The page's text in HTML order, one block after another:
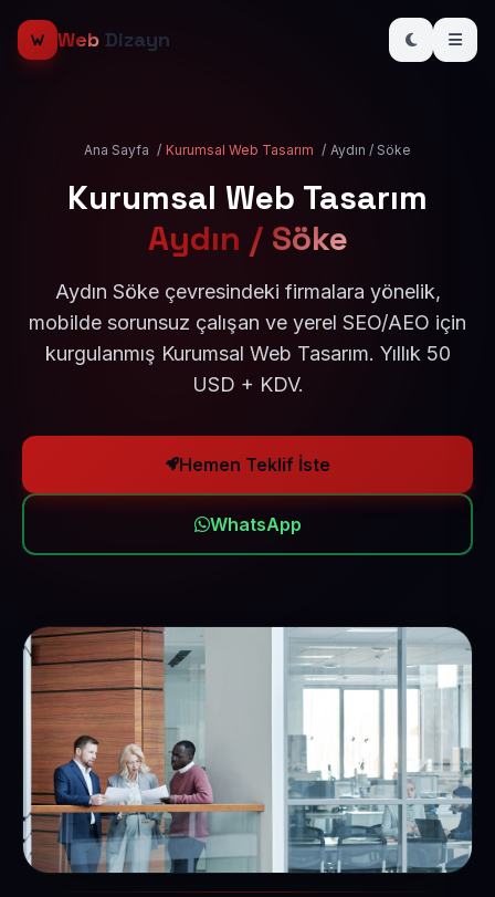
Web Dizayn
Ana Sayfa / Kurumsal Web Tasarım / Aydın / Söke
Kurumsal Web Tasarım
Aydın / Söke
Aydın Söke çevresindeki firmalara yönelik,
mobilde sorunsuz çalışan ve yerel SEO/AEO için
kurgulanmış Kurumsal Web Tasarım. Yıllık 50
USD + KDV.
Hemen Teklif İste
WhatsApp